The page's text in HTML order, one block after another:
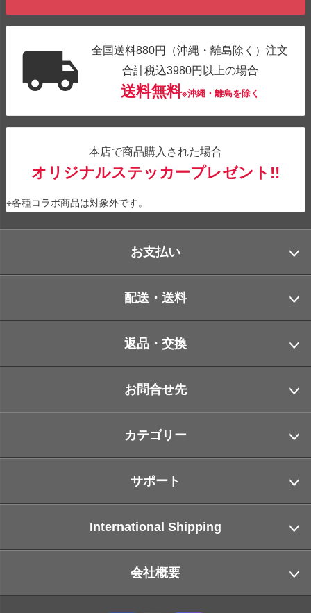
全国送料880円（沖縄・離島除く）注文
合計税込3980円以上の場合
送料無料※沖縄・離島を除く
本店で商品購入された場合
オリジナルステッカープレゼント!!
※各種コラボ商品は対象外です。
お支払い
配送・送料
返品・交換
お問合せ先
カテゴリー
サポート
International Shipping
会社概要